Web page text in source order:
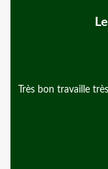
travaille très
De